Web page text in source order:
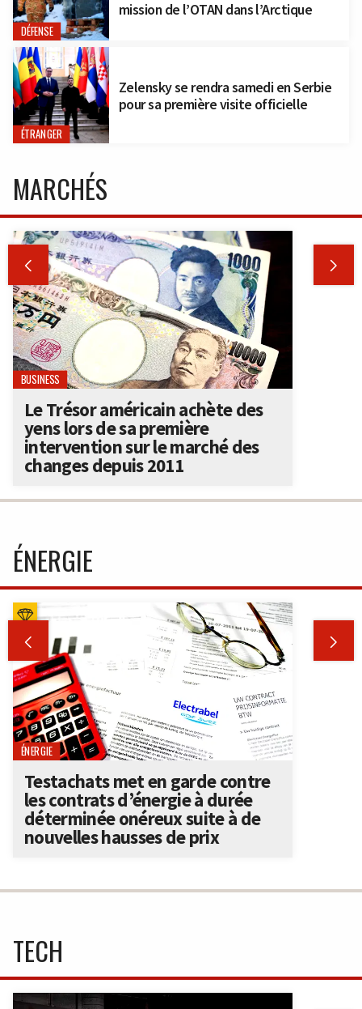
DÉFENSE
mission de l’OTAN dans l’Arctique
ÉTRANGER
Zelensky se rendra samedi en Serbie
pour sa première visite officielle
MARCHÉS
 
BUSINESS
Le Trésor américain achète des
yens lors de sa première
intervention sur le marché des
changes depuis 2011
ÉNERGIE
 
ÉNERGIE
Testachats met en garde contre
les contrats d’énergie à durée
déterminée onéreux suite à de
nouvelles hausses de prix
TECH